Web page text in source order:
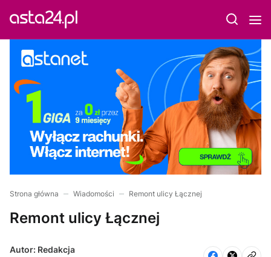
Strona główna Wiadomości Remont ulicy Łącznej
Remont ulicy Łącznej
Autor: Redakcja